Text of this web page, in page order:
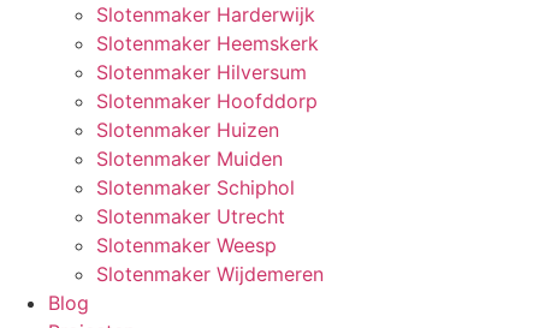
Slotenmaker Harderwijk
Slotenmaker Heemskerk
Slotenmaker Hilversum
Slotenmaker Hoofddorp
Slotenmaker Huizen
Slotenmaker Muiden
Slotenmaker Schiphol
Slotenmaker Utrecht
Slotenmaker Weesp
Slotenmaker Wijdemeren
Blog